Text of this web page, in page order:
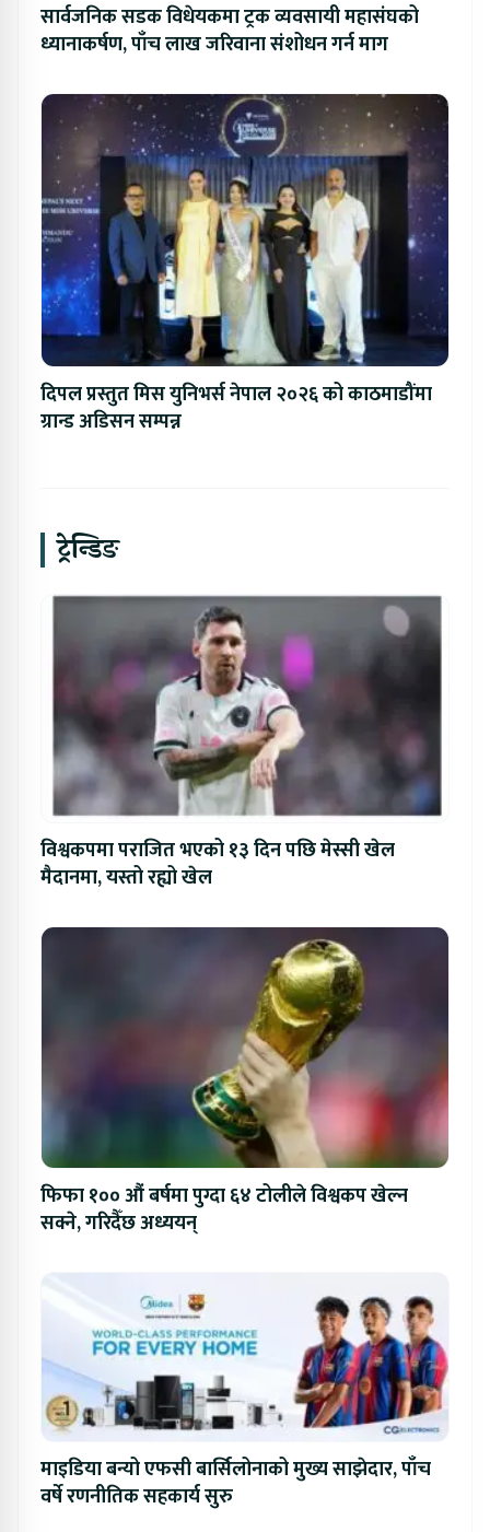
सार्वजनिक सडक विधेयकमा ट्रक व्यवसायी महासंघको
ध्यानाकर्षण, पाँच लाख जरिवाना संशोधन गर्न माग
दिपल प्रस्तुत मिस युनिभर्स नेपाल २०२६ को काठमाडौंमा
ग्रान्ड अडिसन सम्पन्न
ट्रेन्डिङ
विश्वकपमा पराजित भएको १३ दिन पछि मेस्सी खेल
मैदानमा, यस्तो रह्यो खेल
फिफा १०० औं बर्षमा पुग्दा ६४ टोलीले विश्वकप खेल्न
सक्ने, गरिदैँछ अध्ययन्
माइडिया बन्यो एफसी बार्सिलोनाको मुख्य साझेदार, पाँच
वर्षे रणनीतिक सहकार्य सुरु